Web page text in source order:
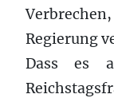
Regierung
Dass es